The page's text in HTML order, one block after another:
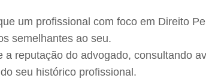
um profissional com foco em Direito
semelhantes ao seu.
a reputação do advogado, consultando
seu histórico profissional.